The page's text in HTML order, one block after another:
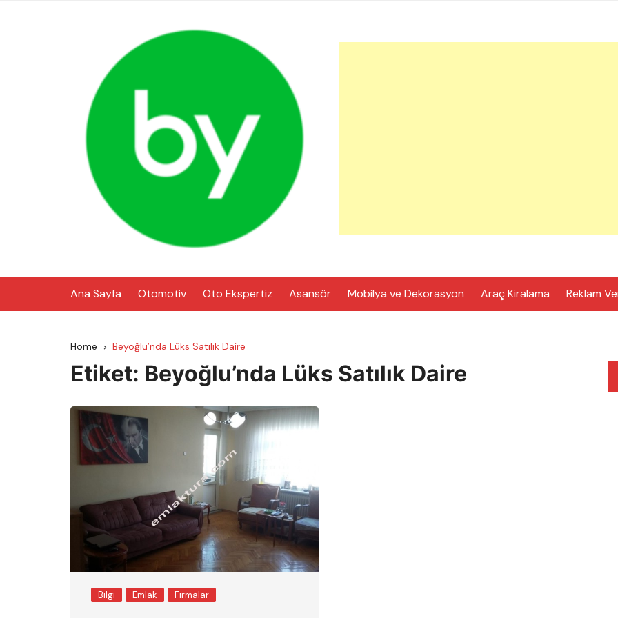
Ana Sayfa Otomotiv Oto Ekspertiz Asansör Mobilya ve Dekorasyon Araç Kiralama Reklam
Home Beyoğlu’nda Lüks Satılık Daire
Etiket: Beyoğlu’nda Lüks Satılık Daire
Bilgi Emlak Firmalar